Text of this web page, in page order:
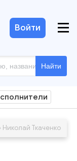
Найти
Войти
Николай Ткаченко